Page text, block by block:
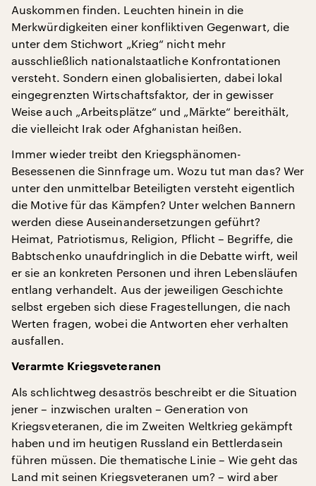
Auskommen finden. Leuchten hinein in die
Merkwürdigkeiten einer konfliktiven Gegenwart, die
unter dem Stichwort „Krieg“ nicht mehr
ausschließlich nationalstaatliche Konfrontationen
versteht. Sondern einen globalisierten, dabei lokal
eingegrenzten Wirtschaftsfaktor, der in gewisser
Weise auch „Arbeitsplätze“ und „Märkte“ bereithält,
die vielleicht Irak oder Afghanistan heißen.
Immer wieder treibt den Kriegsphänomen-
Besessenen die Sinnfrage um. Wozu tut man das? Wer
unter den unmittelbar Beteiligten versteht eigentlich
die Motive für das Kämpfen? Unter welchen Bannern
werden diese Auseinandersetzungen geführt?
Heimat, Patriotismus, Religion, Pflicht – Begriffe, die
Babtschenko unaufdringlich in die Debatte wirft, weil
er sie an konkreten Personen und ihren Lebensläufen
entlang verhandelt. Aus der jeweiligen Geschichte
selbst ergeben sich diese Fragestellungen, die nach
Werten fragen, wobei die Antworten eher verhalten
ausfallen.
Verarmte Kriegsveteranen
Als schlichtweg desaströs beschreibt er die Situation
jener – inzwischen uralten – Generation von
Kriegsveteranen, die im Zweiten Weltkrieg gekämpft
haben und im heutigen Russland ein Bettlerdasein
führen müssen. Die thematische Linie – Wie geht das
Land mit seinen Kriegsveteranen um? – wird aber